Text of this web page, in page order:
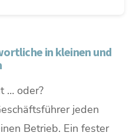
in kleinen und
… oder?
jeden
Betrieb. Ein fester